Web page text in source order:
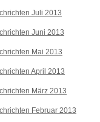
Juli 2013
Juni 2013
Mai 2013
April 2013
März 2013
Februar 2013